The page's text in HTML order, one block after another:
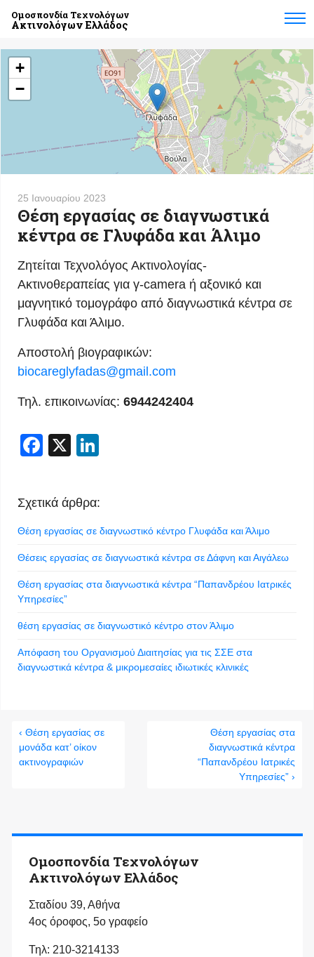
Ομοσπονδία Τεχνολόγων
Ακτινολόγων Ελλάδος
+
−
25 Ιανουαρίου 2023
Θέση εργασίας σε διαγνωστικά
κέντρα σε Γλυφάδα και Άλιμο
Ζητείται Τεχνολόγος Ακτινολογίας-
Ακτινοθεραπείας για γ-camera ή αξονικό και
μαγνητικό τομογράφο από διαγνωστικά κέντρα σε
Γλυφάδα και Άλιμο.
Αποστολή βιογραφικών:
biocareglyfadas@gmail.com
Τηλ. επικοινωνίας: 6944242404
Facebook
X
Σχετικά άρθρα:
Θέση εργασίας σε διαγνωστικό κέντρο Γλυφάδα και Άλιμο
Θέσεις εργασίας σε διαγνωστικά κέντρα σε Δάφνη και Αιγάλεω
Θέση εργασίας στα διαγνωστικά κέντρα “Παπανδρέου Ιατρικές
Υπηρεσίες”
θέση εργασίας σε διαγνωστικό κέντρο στον Άλιμο
Απόφαση του Οργανισμού Διαιτησίας για τις ΣΣΕ στα
διαγνωστικά κέντρα & μικρoμεσαίες ιδιωτικές κλινικές
‹ Θέση εργασίας σε
μονάδα κατ’ οίκον
ακτινογραφιών
Θέση εργασίας στα
διαγνωστικά κέντρα
“Παπανδρέου Ιατρικές
Υπηρεσίες” ›
Ομοσπονδία Τεχνολόγων
Ακτινολόγων Ελλάδος
Σταδίου 39, Αθήνα
4ος όροφος, 5ο γραφείο
Τηλ: 210-3214133